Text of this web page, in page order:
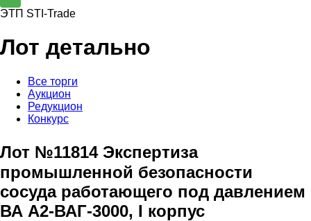
ЭТП STI-Trade
Лот детально
Все торги
Аукцион
Редукцион
Конкурс
Лот №11814 Экспертиза
промышленной безопасности
сосуда работающего под давлением
ВА А2-ВАГ-3000, I корпус